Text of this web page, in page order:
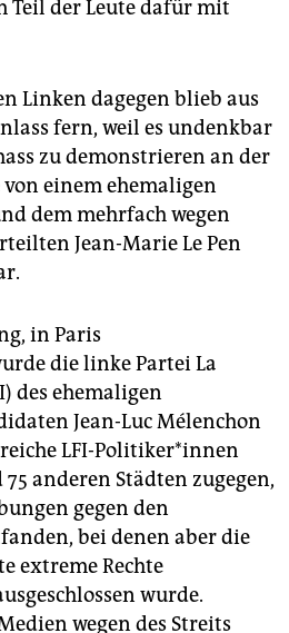
Teil der Leute dafür mit
Linken dagegen blieb aus
fern, weil es undenkbar
zu demonstrieren an der
einem ehemaligen
dem mehrfach wegen
Jean-Marie Le Pen
in Paris
die linke Partei La
des ehemaligen
Jean-Luc Mélenchon
LFI-Politiker*innen
anderen Städten zugegen,
gegen den
bei denen aber die
extreme Rechte
wurde.
wegen des Streits